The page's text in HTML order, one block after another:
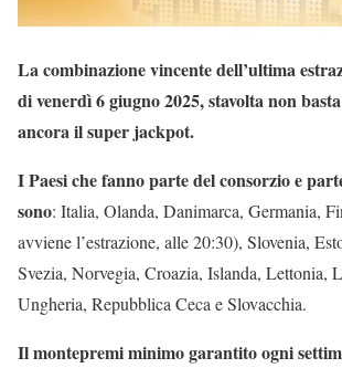
La combinazione vincente dell’ultima
di venerdì 6 giugno 2025, stavolta non
ancora il super jackpot.
I Paesi che fanno parte del consorzio e
sono: Italia, Olanda, Danimarca, Germania,
avviene l’estrazione, alle 20:30), Slovenia,
Svezia, Norvegia, Croazia, Islanda, Lettonia,
Ungheria, Repubblica Ceca e Slovacchia.
Il montepremi minimo garantito ogni